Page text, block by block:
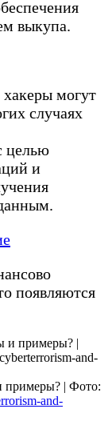
выкупа.
могут
случаях
целью
и
появляются
примеры? | Фото:
and-